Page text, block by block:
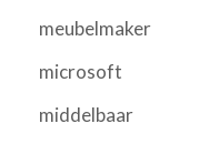
meubelmaker
microsoft
middelbaar